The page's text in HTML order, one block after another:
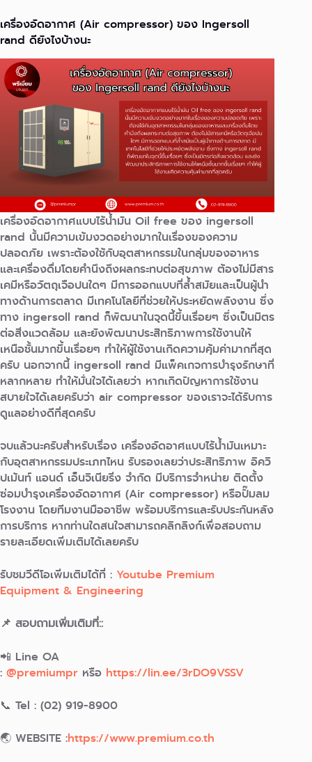
เครื่องอัดอากาศ (Air compressor) ของ Ingersoll
rand ดียังไงบ้างนะ
เครื่องอัดอากาศแบบไร้น้ำมัน Oil free ของ ingersoll
rand นั้นมีความเข้มงวดอย่างมากในเรื่องของความ
ปลอดภัย เพราะต้องใช้กับอุตสาหกรรมในกลุ่มของอาหาร
และเครื่องดื่มโดยคำนึงถึงผลกระทบต่อสุขภาพ ต้องไม่มีสาร
เคมีหรือวัตถุเจือปนใดๆ มีการออกแบบที่ล้ำสมัยและเป็นผู้นำ
ทางด้านการตลาด มีเทคโนโลยีที่ช่วยให้ประหยัดพลังงาน ซึ่ง
ทาง ingersoll rand ก็พัฒนาในจุดนี้ขึ้นเรื่อยๆ ซึ่งเป็นมิตร
ต่อสิ่งแวดล้อม และยังพัฒนาประสิทธิภาพการใช้งานให้
เหนือชั้นมากขึ้นเรื่อยๆ ทำให้ผู้ใช้งานเกิดความคุ้มค่ามากที่สุด
ครับ นอกจากนี้ ingersoll rand มีแพ็คเกจการบำรุงรักษาที่
หลากหลาย ทำให้มั่นใจได้เลยว่า หากเกิดปัญหาการใช้งาน
สบายใจได้เลยครับว่า air compressor ของเราจะได้รับการ
ดูแลอย่างดีที่สุดครับ
จบแล้วนะครับสำหรับเรื่อง เครื่องอัดอาศแบบไร้น้ำมันเหมาะ
กับอุตสาหกรรมประเภทไหน รับรองเลยว่าประสิทธิภาพ อิควิ
ปเม้นท์ แอนด์ เอ็นจิเนียริ่ง จำกัด มีบริการจำหน่าย ติดตั้ง
ซ่อมบำรุงเครื่องอัดอากาศ (Air compressor) หรือปั๊มลม
โรงงาน โดยทีมงานมืออาชีพ พร้อมบริการและรับประกันหลัง
การบริการ หากท่านใดสนใจสามารถคลิกลิงก์เพื่อสอบถาม
รายละเอียดเพิ่มเติมได้เลยครับ
รับชมวีดีโอเพิ่มเติมได้ที่ : Youtube Premium
Equipment & Engineering
📌 สอบถามเพิ่มเติมที่::
📲 Line OA
: @premiumpr หรือ https://lin.ee/3rDO9VSSV
📞 Tel : (02) 919-8900
🌏 WEBSITE :https://www.premium.co.th